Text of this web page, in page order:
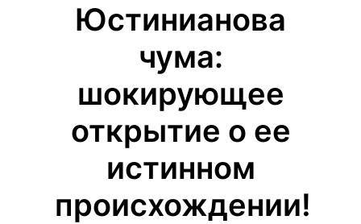
Юстинианова
чума:
шокирующее
открытие о ее
истинном
происхождении!